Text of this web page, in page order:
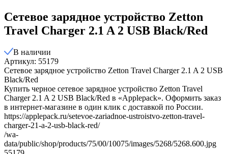
Сетевое зарядное устройство Zetton
Travel Charger 2.1 A 2 USB Black/Red
В наличии
Артикул: 55179
Сетевое зарядное устройство Zetton Travel Charger 2.1 A 2 USB
Black/Red
Купить черное сетевое зарядное устройство Zetton Travel
Charger 2.1 A 2 USB Black/Red в «Applepack». Оформить заказ
в интернет-магазине в один клик с доставкой по России.
https://applepack.ru/setevoe-zariadnoe-ustroistvo-zetton-travel-
charger-21-a-2-usb-black-red/
/wa-
data/public/shop/products/75/00/10075/images/5268/5268.600.jpg